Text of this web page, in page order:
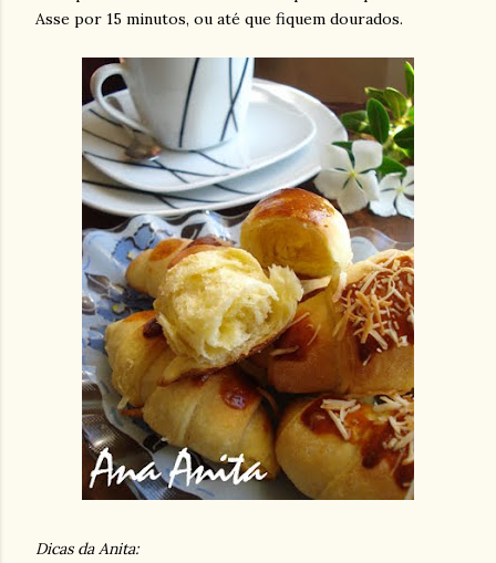
Asse por 15 minutos, ou até que fiquem dourados.
Dicas da Anita: